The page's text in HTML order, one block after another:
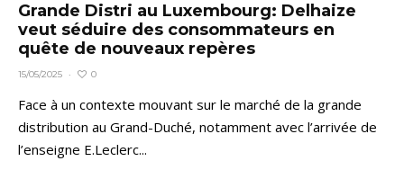
Grande Distri au Luxembourg: Delhaize
veut séduire des consommateurs en
quête de nouveaux repères
15/05/2025 · 0
Face à un contexte mouvant sur le marché de la grande
distribution au Grand-Duché, notamment avec l’arrivée de
l’enseigne E.Leclerc...